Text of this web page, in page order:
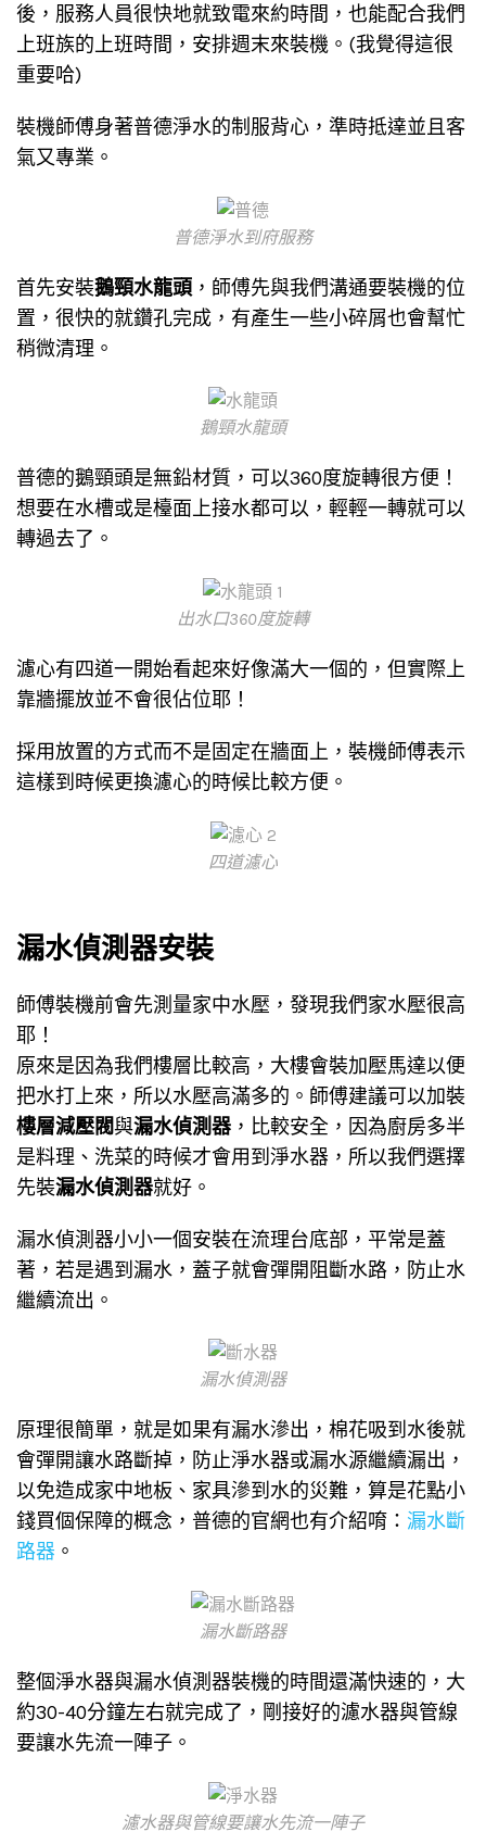
後，服務人員很快地就致電來約時間，也能配合我們
上班族的上班時間，安排週末來裝機。(我覺得這很
重要哈)
裝機師傅身著普德淨水的制服背心，準時抵達並且客
氣又專業。
普德淨水到府服務
首先安裝鵝頸水龍頭 ，師傅先與我們溝通要裝機的位
置，很快的就鑽孔完成，有產生一些小碎屑也會幫忙
稍微清理。
鵝頸水龍頭
普德的鵝頸頭是無鉛材質，可以360度旋轉很方便！
想要在水槽或是檯面上接水都可以，輕輕一轉就可以
轉過去了。
出水口360度旋轉
濾心有四道一開始看起來好像滿大一個的，但實際上
靠牆擺放並不會很佔位耶！
採用放置的方式而不是固定在牆面上，裝機師傅表示
這樣到時候更換濾心的時候比較方便。
四道濾心
漏水偵測器安裝
師傅裝機前會先測量家中水壓，發現我們家水壓很高
耶！
原來是因為我們樓層比較高，大樓會裝加壓馬達以便
把水打上來，所以水壓高滿多的。師傅建議可以加裝
樓層減壓閥與漏水偵測器 ，比較安全，因為廚房多半
是料理、洗菜的時候才會用到淨水器，所以我們選擇
先裝漏水偵測器就好。
漏水偵測器小小一個安裝在流理台底部，平常是蓋
著，若是遇到漏水，蓋子就會彈開阻斷水路，防止水
繼續流出。
漏水偵測器
原理很簡單，就是如果有漏水滲出，棉花吸到水後就
會彈開讓水路斷掉，防止淨水器或漏水源繼續漏出，
以免造成家中地板、家具滲到水的災難，算是花點小
錢買個保障的概念，普德的官網也有介紹唷： 漏水斷
路器 。
漏水斷路器
整個淨水器與漏水偵測器裝機的時間還滿快速的，大
約30-40分鐘左右就完成了，剛接好的濾水器與管線
要讓水先流一陣子。
濾水器與管線要讓水先流一陣子